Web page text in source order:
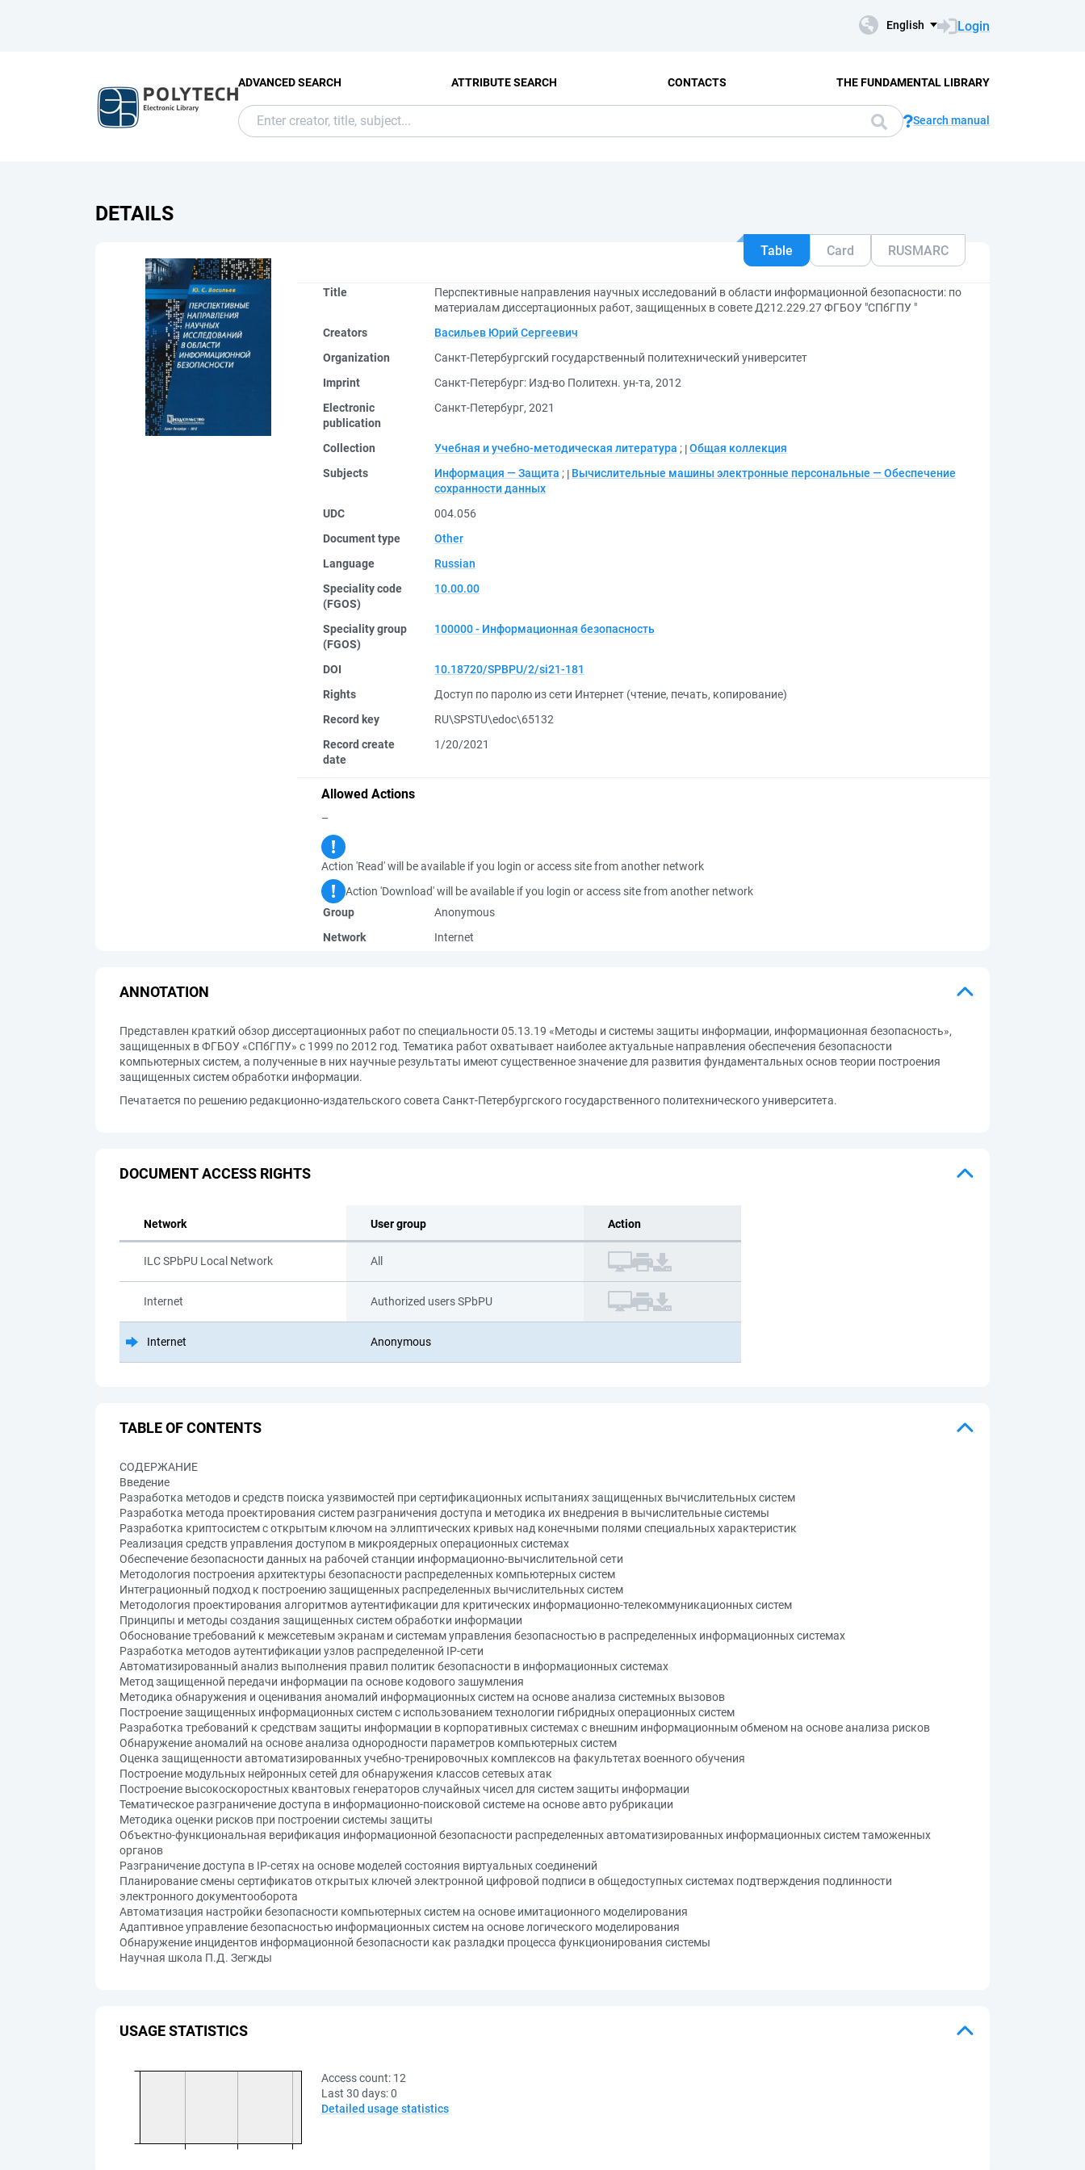
English Login
ADVANCED SEARCH ATTRIBUTE SEARCH CONTACTS THE FUNDAMENTAL LIBRARY
Search manual
DETAILS
Table Card RUSMARC
Title
Перспективные направления научных исследований в области информационной безопасности: по
материалам диссертационных работ, защищенных в совете Д212.229.27 ФГБОУ "СПбГПУ "
Creators
Васильев Юрий Сергеевич
Organization
Санкт-Петербургский государственный политехнический университет
Imprint
Санкт-Петербург: Изд-во Политехн. ун-та, 2012
Electronic
publication
Санкт-Петербург, 2021
Collection Учебная и учебно-методическая литература ; Общая коллекция
Subjects
Информация — Защита ;
Вычислительные машины электронные персональные — Обеспечение
сохранности данных
UDC
004.056
Document type
Other
Language
Russian
Speciality code
(FGOS)
10.00.00
Speciality group
(FGOS)
100000 - Информационная безопасность
DOI
10.18720/SPBPU/2/si21-181
Rights
Доступ по паролю из сети Интернет (чтение, печать, копирование)
Record key
RU\SPSTU\edoc\65132
Record create
date
1/20/2021
Allowed Actions
–
Action 'Read' will be available if you login or access site from another network
Action 'Download' will be available if you login or access site from another network
Group
Anonymous
Network
Internet
ANNOTATION
Представлен краткий обзор диссертационных работ по специальности 05.13.19 «Методы и системы защиты информации, информационная безопасность»,
защищенных в ФГБОУ «СПбГПУ» с 1999 по 2012 год. Тематика работ охватывает наиболее актуальные направления обеспечения безопасности
компьютерных систем, а полученные в них научные результаты имеют существенное значение для развития фундаментальных основ теории построения
защищенных систем обработки информации.
Печатается по решению редакционно-издательского совета Санкт-Петербургского государственного политехнического университета.
DOCUMENT ACCESS RIGHTS
Network User group Action
ILC SPbPU Local Network All
Internet Authorized users SPbPU
Internet Anonymous
TABLE OF CONTENTS
СОДЕРЖАНИЕ
Введение
Разработка методов и средств поиска уязвимостей при сертификационных испытаниях защищенных вычислительных систем
Разработка метода проектирования систем разграничения доступа и методика их внедрения в вычислительные системы
Разработка криптосистем с открытым ключом на эллиптических кривых над конечными полями специальных характеристик
Реализация средств управления доступом в микроядерных операционных системах
Обеспечение безопасности данных на рабочей станции информационно-вычислительной сети
Методология построения архитектуры безопасности распределенных компьютерных систем
Интеграционный подход к построению защищенных распределенных вычислительных систем
Методология проектирования алгоритмов аутентификации для критических информационно-телекоммуникационных систем
Принципы и методы создания защищенных систем обработки информации
Обоснование требований к межсетевым экранам и системам управления безопасностью в распределенных информационных системах
Разработка методов аутентификации узлов распределенной ІР-сети
Автоматизированный анализ выполнения правил политик безопасности в информационных системах
Метод защищенной передачи информации па основе кодового зашумления
Методика обнаружения и оценивания аномалий информационных систем на основе анализа системных вызовов
Построение защищенных информационных систем с использованием технологии гибридных операционных систем
Разработка требований к средствам защиты информации в корпоративных системах с внешним информационным обменом на основе анализа рисков
Обнаружение аномалий на основе анализа однородности параметров компьютерных систем
Оценка защищенности автоматизированных учебно-тренировочных комплексов на факультетах военного обучения
Построение модульных нейронных сетей для обнаружения классов сетевых атак
Построение высокоскоростных квантовых генераторов случайных чисел для систем защиты информации
Тематическое разграничение доступа в информационно-поисковой системе на основе авто рубрикации
Методика оценки рисков при построении системы защиты
Объектно-функциональная верификация информационной безопасности распределенных автоматизированных информационных систем таможенных
органов
Разграничение доступа в IP-сетях на основе моделей состояния виртуальных соединений
Планирование смены сертификатов открытых ключей электронной цифровой подписи в общедоступных системах подтверждения подлинности
электронного документооборота
Автоматизация настройки безопасности компьютерных систем на основе имитационного моделирования
Адаптивное управление безопасностью информационных систем на основе логического моделирования
Обнаружение инцидентов информационной безопасности как разладки процесса функционирования системы
Научная школа П.Д. Зегжды
USAGE STATISTICS
Access count: 12
Last 30 days:0
Detailed usage statistics